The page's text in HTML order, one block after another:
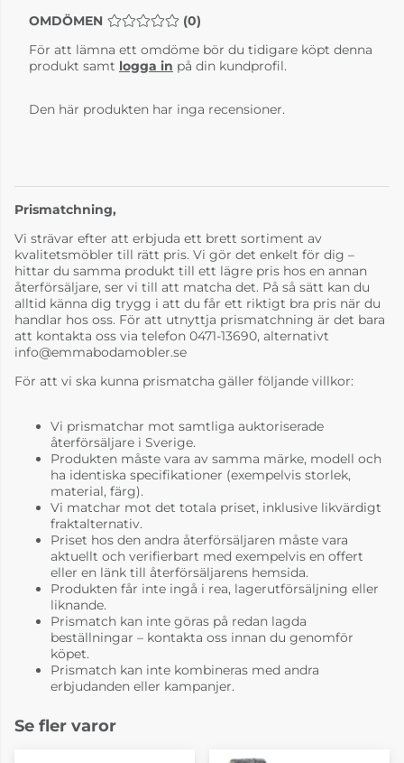
Happy Linara fudge
Happy Linara indigo
30
Happy Linara
ricepaper 92
19 210 kr
4-6 Veckor
Happy Linara silver
69
19 210 kr
Happy Rami 3536
21 235 kr
4-6 Veckor
Happy Rami 4462
21 235 kr
4-6 Veckor
OMDÖMEN MEDELBETYG 0 AV 5 ANTAL BETYG 0
(0)
För att lämna ett omdöme bör du tidigare köpt denna
produkt samt logga in på din kundprofil.
Den här produkten har inga recensioner.
Prismatchning,
Vi strävar efter att erbjuda ett brett sortiment av
kvalitetsmöbler till rätt pris. Vi gör det enkelt för dig –
hittar du samma produkt till ett lägre pris hos en annan
återförsäljare, ser vi till att matcha det. På så sätt kan du
alltid känna dig trygg i att du får ett riktigt bra pris när du
handlar hos oss. För att utnyttja prismatchning är det bara
att kontakta oss via telefon 0471-13690, alternativt
info@emmabodamobler.se
För att vi ska kunna prismatcha gäller följande villkor:
Vi prismatchar mot samtliga auktoriserade
återförsäljare i Sverige.
Produkten måste vara av samma märke, modell och
ha identiska specifikationer (exempelvis storlek,
material, färg).
Vi matchar mot det totala priset, inklusive likvärdigt
fraktalternativ.
Priset hos den andra återförsäljaren måste vara
aktuellt och verifierbart med exempelvis en offert
eller en länk till återförsäljarens hemsida.
Produkten får inte ingå i rea, lagerutförsäljning eller
liknande.
Prismatch kan inte göras på redan lagda
beställningar – kontakta oss innan du genomför
köpet.
Prismatch kan inte kombineras med andra
erbjudanden eller kampanjer.
Se fler varor